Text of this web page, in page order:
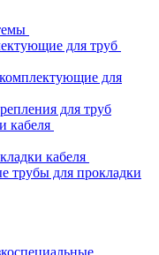
для труб
для
для труб
кабеля
кабеля
трубы для прокладки